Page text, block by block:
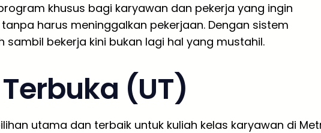
khusus bagi karyawan dan pekerja yang ingin
harus meninggalkan pekerjaan. Dengan sistem
sambil bekerja kini bukan lagi hal yang mustahil.
(UT)
utama dan terbaik untuk kuliah kelas karyawan di